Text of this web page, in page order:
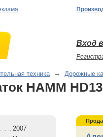
Вход
техника → Дорожные
HAMM
2007